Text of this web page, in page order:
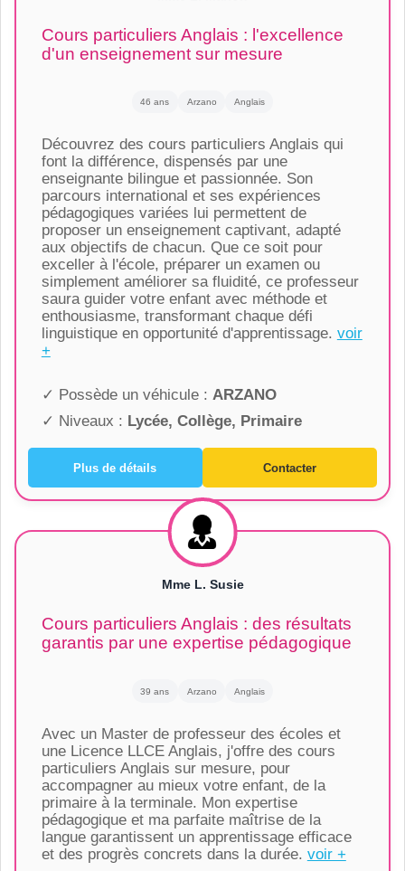
Cours particuliers Anglais : l'excellence
d'un enseignement sur mesure
46 ans Arzano Anglais
Découvrez des cours particuliers Anglais qui
font la différence, dispensés par une
enseignante bilingue et passionnée. Son
parcours international et ses expériences
pédagogiques variées lui permettent de
proposer un enseignement captivant, adapté
aux objectifs de chacun. Que ce soit pour
exceller à l'école, préparer un examen ou
simplement améliorer sa fluidité, ce professeur
saura guider votre enfant avec méthode et
enthousiasme, transformant chaque défi
linguistique en opportunité d'apprentissage. voir
+
✓ Possède un véhicule : ARZANO
✓ Niveaux : Lycée, Collège, Primaire
Plus de détails Contacter
Mme L. Susie
Cours particuliers Anglais : des résultats
garantis par une expertise pédagogique
39 ans Arzano Anglais
Avec un Master de professeur des écoles et
une Licence LLCE Anglais, j'offre des cours
particuliers Anglais sur mesure, pour
accompagner au mieux votre enfant, de la
primaire à la terminale. Mon expertise
pédagogique et ma parfaite maîtrise de la
langue garantissent un apprentissage efficace
et des progrès concrets dans la durée. voir +